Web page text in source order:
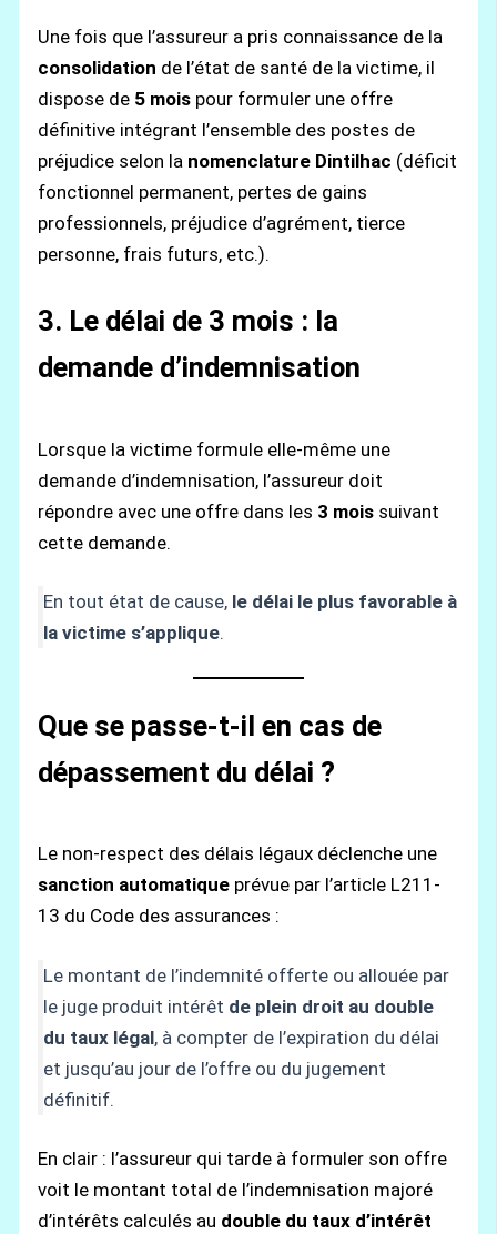
Une fois que l’assureur a pris connaissance de la
consolidation de l’état de santé de la victime, il
dispose de 5 mois pour formuler une offre
définitive intégrant l’ensemble des postes de
préjudice selon la nomenclature Dintilhac (déficit
fonctionnel permanent, pertes de gains
professionnels, préjudice d’agrément, tierce
personne, frais futurs, etc.).
3. Le délai de 3 mois : la
demande d’indemnisation
Lorsque la victime formule elle-même une
demande d’indemnisation, l’assureur doit
répondre avec une offre dans les 3 mois suivant
cette demande.
En tout état de cause, le délai le plus favorable à
la victime s’applique.
Que se passe-t-il en cas de
dépassement du délai ?
Le non-respect des délais légaux déclenche une
sanction automatique prévue par l’article L211-
13 du Code des assurances :
Le montant de l’indemnité offerte ou allouée par
le juge produit intérêt de plein droit au double
du taux légal, à compter de l’expiration du délai
et jusqu’au jour de l’offre ou du jugement
définitif.
En clair : l’assureur qui tarde à formuler son offre
voit le montant total de l’indemnisation majoré
d’intérêts calculés au double du taux d’intérêt